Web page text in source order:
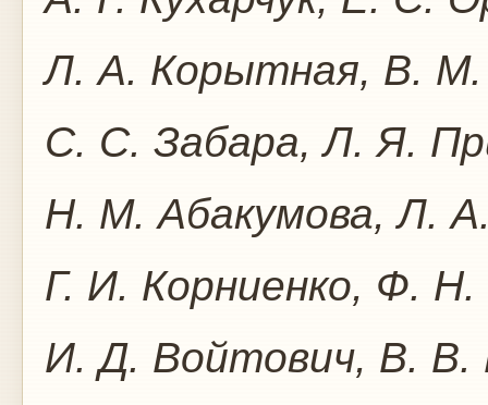
Л. А. Корытная, В. М.
С. С. Забара, Л. Я.
Н. М. Абакумова, Л.
Г. И. Корниенко, Ф.
И. Д. Войтович, В. В.